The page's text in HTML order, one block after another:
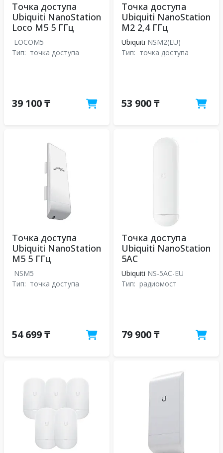
Точка доступа
Ubiquiti NanoStation
Loco M5 5 ГГц
LOCOM5
Тип: точка доступа
39 100 ₸
Точка доступа
Ubiquiti NanoStation
M2 2,4 ГГц
Ubiquiti NSM2(EU)
Тип: точка доступа
53 900 ₸
Точка доступа
Ubiquiti NanoStation
M5 5 ГГц
NSM5
Тип: точка доступа
54 699 ₸
Точка доступа
Ubiquiti NanoStation
5AC
Ubiquiti NS-5AC-EU
Тип: радиомост
79 900 ₸